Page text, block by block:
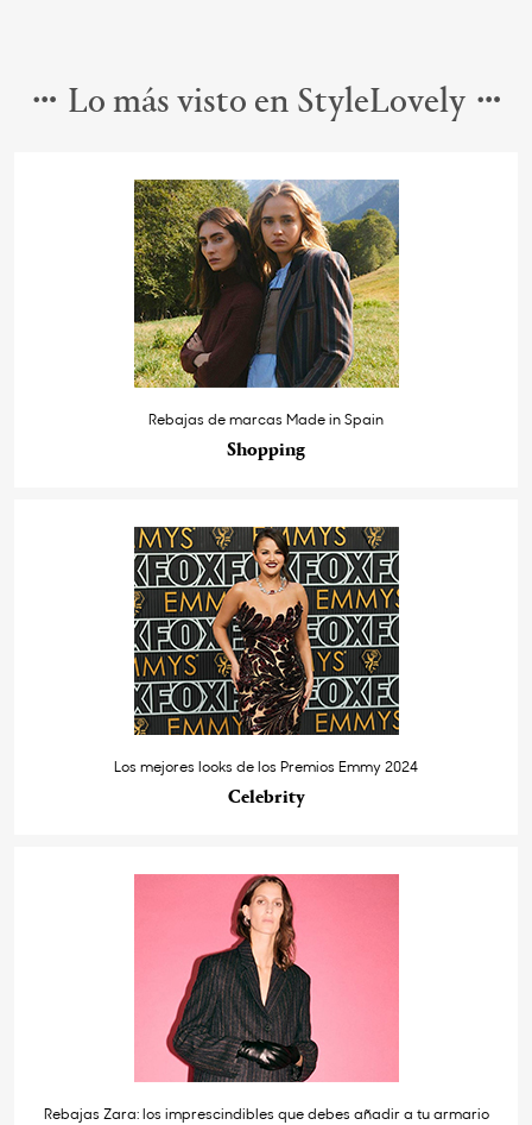
Lo más visto en StyleLovely
Rebajas de marcas Made in Spain
Shopping
Los mejores looks de los Premios Emmy 2024
Celebrity
Rebajas Zara: los imprescindibles que debes añadir a tu armario